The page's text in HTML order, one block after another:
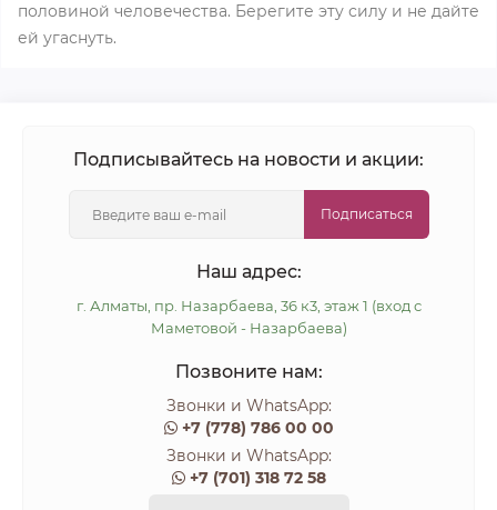
половиной человечества. Берегите эту силу и не дайте
ей угаснуть.
Подписывайтесь на новости и акции:
Подписаться
Наш адрес:
г. Алматы, пр. Назарбаева, 36 к3, этаж 1 (вход с
Маметовой - Назарбаева)
Позвоните нам:
Звонки и WhatsApp:
+7 (778) 786 00 00
Звонки и WhatsApp:
+7 (701) 318 72 58